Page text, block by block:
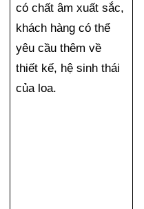
có chất âm xuất sắc,
khách hàng có thể
yêu cầu thêm về
thiết kế, hệ sinh thái
của loa.